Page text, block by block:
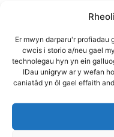
Er mwyn darparu'r profiadau
cwcis i storio a/neu gael
technolegau hyn yn ein
IDau unigryw ar y wefan
caniatâd yn ôl gael effaith
Y pynciau ffocws
Blinder
wrth fesurau
Dosbarthu
yn ei gylch
Mesurau i atal
gofal tymor hir